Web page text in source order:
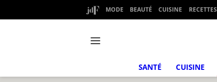
MODE BEAUTÉ CUISINE RECETTES
SANTÉ CUISINE